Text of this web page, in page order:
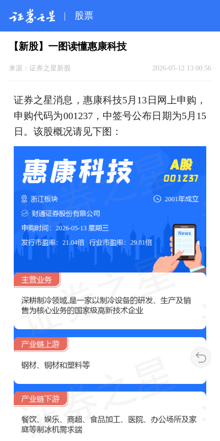
| 股票
【新股】一图读懂惠康科技
来源： 证券之星新股 2026-05-12 13:00:56
证券之星消息，惠康科技5月13日网上申购，
申购代码为001237，中签号公布日期为5月15
日。该股概况请见下图：